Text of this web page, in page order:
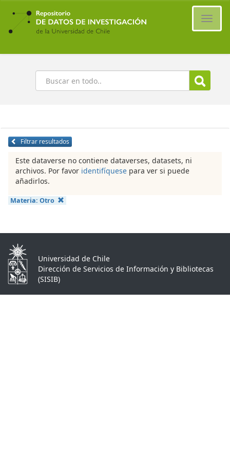
Ir
contenido
principal
Buscar
Filtrar resultados
Este dataverse no contiene dataverses, datasets, ni
archivos. Por favor identifíquese para ver si puede
añadirlos.
Materia: Otro
Universidad de Chile
Dirección de Servicios de Información y Bibliotecas
(SISIB)